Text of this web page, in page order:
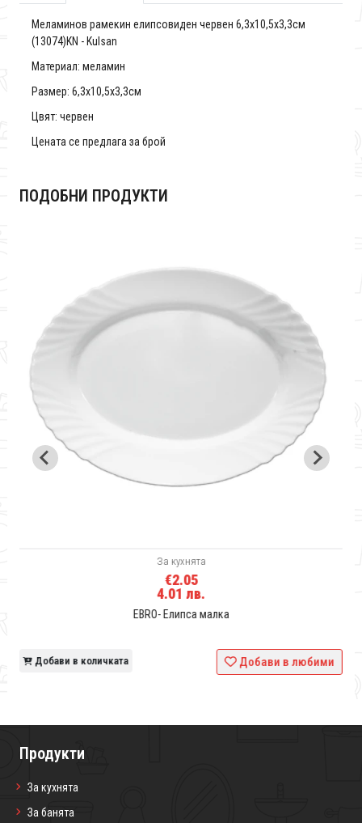
Меламинов рамекин елипсовиден червен 6,3x10,5x3,3см
(13074)KN - Kulsan
Материал: меламин
Размер: 6,3x10,5x3,3см
Цвят: червен
Цената се предлага за брой
ПОДОБНИ ПРОДУКТИ
За кухнята
€2.05
4.01 лв.
EBRO- Елипса малка
Добави в количката Добави в любими
Продукти
За кухнята
За банята